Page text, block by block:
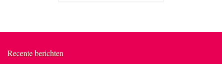
Recente berichten